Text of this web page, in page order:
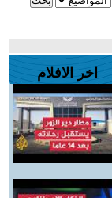
اخر الافلام